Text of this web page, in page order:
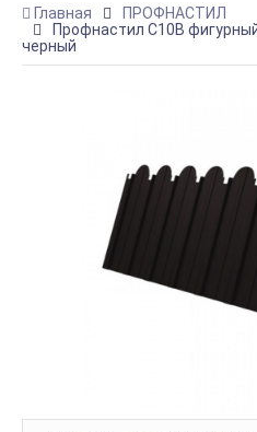
Главная
ПРОФНАСТИЛ
Профнастил C10B
черный